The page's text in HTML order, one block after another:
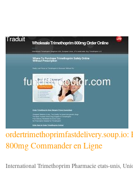
800mg Commander en Ligne
International Trimethoprim Pharmacie etats-unis,